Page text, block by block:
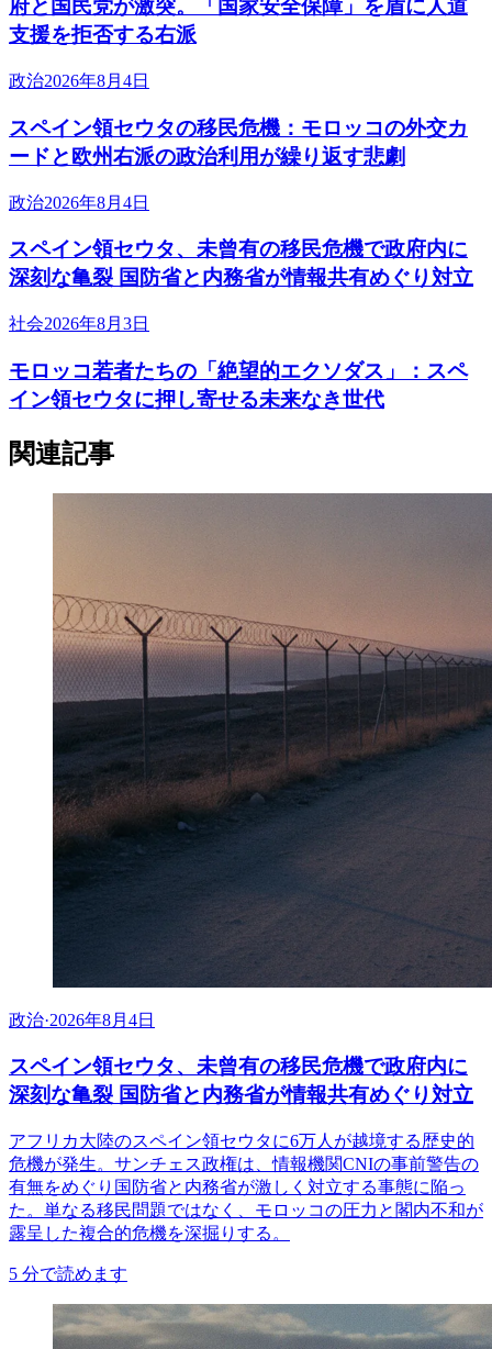
府と国民党が激突。「国家安全保障」を盾に人道
支援を拒否する右派
政治2026年8月4日
スペイン領セウタの移民危機：モロッコの外交カ
ードと欧州右派の政治利用が繰り返す悲劇
政治2026年8月4日
スペイン領セウタ、未曾有の移民危機で政府内に
深刻な亀裂 国防省と内務省が情報共有めぐり対立
社会2026年8月3日
モロッコ若者たちの「絶望的エクソダス」：スペ
イン領セウタに押し寄せる未来なき世代
関連記事
政治·2026年8月4日
スペイン領セウタ、未曾有の移民危機で政府内に
深刻な亀裂 国防省と内務省が情報共有めぐり対立
アフリカ大陸のスペイン領セウタに6万人が越境する歴史的
危機が発生。サンチェス政権は、情報機関CNIの事前警告の
有無をめぐり国防省と内務省が激しく対立する事態に陥っ
た。単なる移民問題ではなく、モロッコの圧力と閣内不和が
露呈した複合的危機を深掘りする。
5 分で読めます